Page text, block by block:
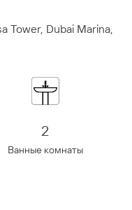
Tower, Dubai Marina,
2
Ванные комнаты